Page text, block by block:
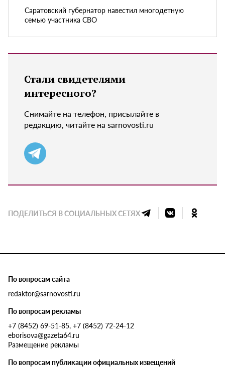
Саратовский губернатор навестил многодетную
семью участника СВО
Стали свидетелями
интересного?
Снимайте на телефон, присылайте в
редакцию, читайте на sarnovosti.ru
ПОДЕЛИТЬСЯ В СОЦИАЛЬНЫХ СЕТЯХ
По вопросам сайта
redaktor@sarnovosti.ru
По вопросам рекламы
+7 (8452) 69-51-85, +7 (8452) 72-24-12
eborisova@gazeta64.ru
Размещение рекламы
По вопросам публикации официальных извещений